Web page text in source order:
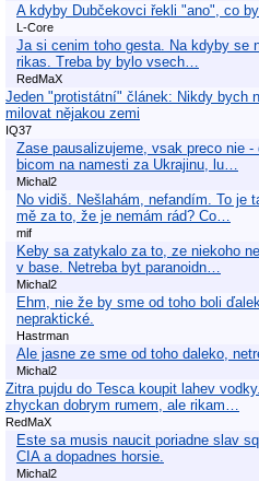
A kdyby Dubčekovci řekli "ano", co
L-Core
Ja si cenim toho gesta. Na kdyby se
rikas. Treba by bylo vsech…
RedMaX
Jeden "protistátní" článek: Nikdy bych
milovat nějakou zemi
IQ37
Zase pausalizujeme, vsak preco nie
bicom na namesti za Ukrajinu, lu…
Michal2
No vidiš. Nešlahám, nefandím. To je
mě za to, že je nemám rád? Co…
mif
Keby sa zatykalo za to, ze niekoho
v base. Netreba byt paranoidn…
Michal2
Ehm, nie že by sme od toho boli
nepraktické.
Hastrman
Ale jasne ze sme od toho daleko,
Michal2
Zitra pujdu do Tesca koupit lahev
zhyckan dobrym rumem, ale rikam…
RedMaX
Este sa musis naucit poriadne slav
CIA a dopadnes horsie.
Michal2